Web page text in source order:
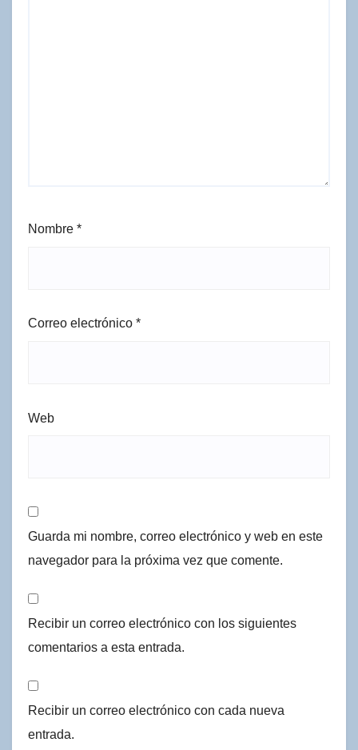
Nombre *
Correo electrónico *
Web
Guarda mi nombre, correo electrónico y web en este
navegador para la próxima vez que comente.
Recibir un correo electrónico con los siguientes
comentarios a esta entrada.
Recibir un correo electrónico con cada nueva
entrada.